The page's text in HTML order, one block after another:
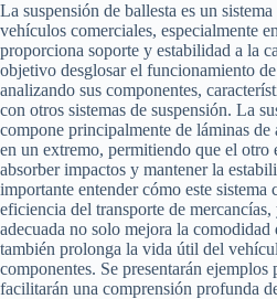
La suspensión de ballesta es un
vehículos comerciales, especialmente
proporciona soporte y estabilidad a la
objetivo desglosar el funcionamiento
analizando sus componentes,
con otros sistemas de suspensión. La
compone principalmente de láminas de
en un extremo, permitiendo que el otro
absorber impactos y mantener la
importante entender cómo este
eficiencia del transporte de mercancías,
adecuada no solo mejora la
también prolonga la vida útil del
componentes. Se presentarán
facilitarán una comprensión profunda